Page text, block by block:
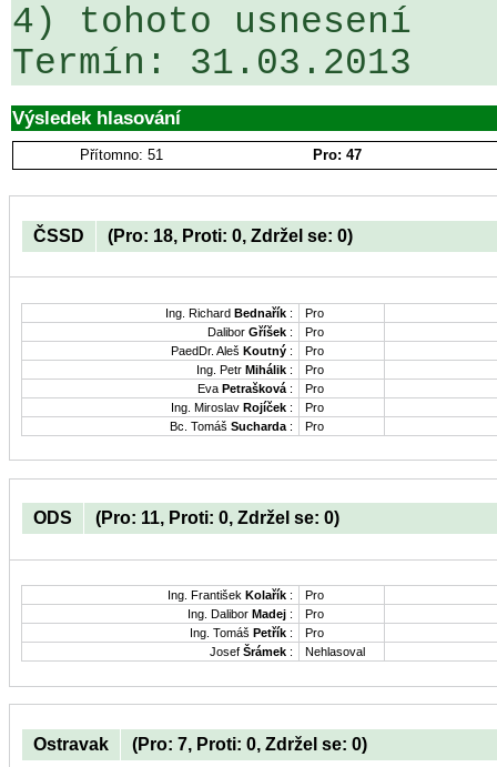
4) tohoto usnesení
Termín: 31.03.2013
Výsledek hlasování
Přítomno: 51 Pro: 47
ČSSD (Pro: 18, Proti: 0, Zdržel se: 0)
Ing. Richard Bednařík :
Pro
Dalibor Gříšek :
Pro
PaedDr. Aleš Koutný :
Pro
Ing. Petr Mihálik :
Pro
Eva Petrašková :
Pro
Ing. Miroslav Rojíček :
Pro
Bc. Tomáš Sucharda : Pro
ODS (Pro: 11, Proti: 0, Zdržel se: 0)
Ing. František Kolařík :
Pro
Ing. Dalibor Madej :
Pro
Ing. Tomáš Petřík :
Pro
Josef Šrámek : Nehlasoval
Ostravak (Pro: 7, Proti: 0, Zdržel se: 0)